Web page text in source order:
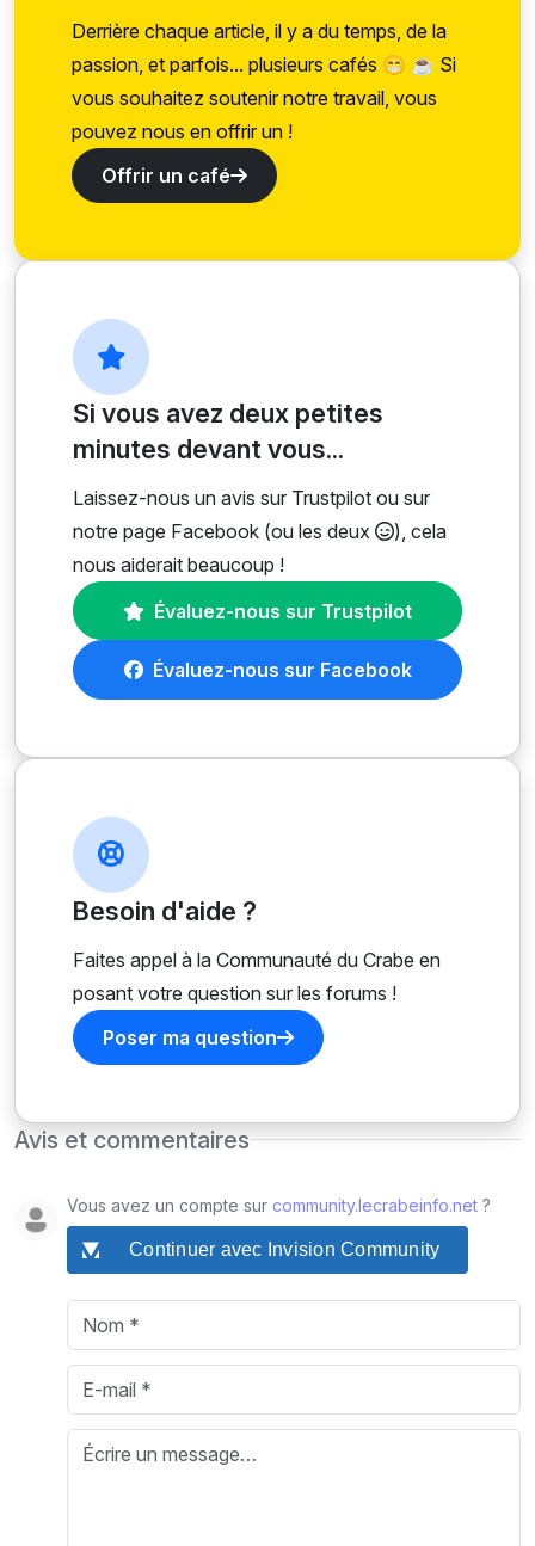
Derrière chaque article, il y a du temps, de la
passion, et parfois... plusieurs cafés 😁 ☕ Si
vous souhaitez soutenir notre travail, vous
pouvez nous en offrir un !
Offrir un café
Si vous avez deux petites
minutes devant vous...
Laissez-nous un avis sur Trustpilot ou sur
notre page Facebook (ou les deux
), cela
nous aiderait beaucoup !
Évaluez-nous sur Trustpilot
Évaluez-nous sur Facebook
Besoin d'aide ?
Faites appel à la Communauté du Crabe en
posant votre question sur les forums !
Poser ma question
Avis et commentaires
Vous avez un compte sur community.lecrabeinfo.net ?
Continuer avec Invision Community